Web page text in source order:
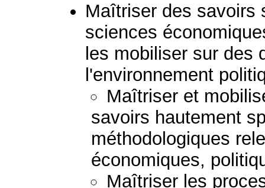
Maîtriser des savoirs
sciences
les mobiliser sur des
l'environnement
Maîtriser et
savoirs hautement
méthodologiques
économiques,
Maîtriser les